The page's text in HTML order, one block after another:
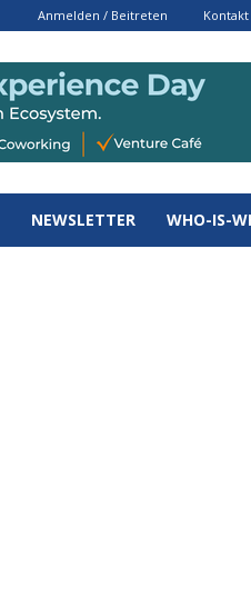
Anmelden / Beitreten Kontakt
NEWSLETTER WHO-IS-